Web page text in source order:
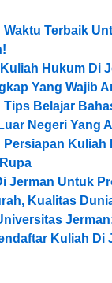
Waktu Terbaik
Hukum Di
Yang Wajib
Tips Belajar
Negeri Yang
Persiapan Kuliah
Jerman Untuk
Kualitas
Kuliah Di